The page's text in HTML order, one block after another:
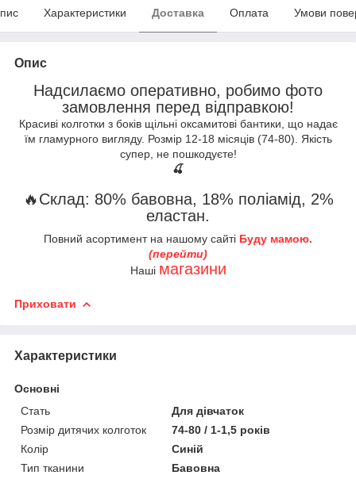
Характеристики Доставка Оплата Умови
Опис
Надсилаємо оперативно, робимо фото
замовлення перед відправкою!
Красиві колготки з боків щільні оксамитові бантики, що надає
їм гламурного вигляду. Розмір 12-18 місяців (74-80). Якість
супер, не пошкодуєте!
🍒
🔥Склад: 80% бавовна, 18% поліамід, 2%
еластан.
Повний асортимент на нашому сайті Буду мамою.
(перейти)
Наші магазини
Приховати
Характеристики
Основні
Стать
Для дівчаток
Розмір дитячих колготок
74-80 / 1-1,5 років
Колір
Синій
Тип тканини
Бавовна